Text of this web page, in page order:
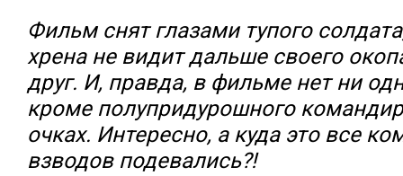
Фильм снят глазами тупого
хрена не видит дальше своего
друг. И, правда, в фильме нет ни
кроме полупридурошного
очках. Интересно, а куда это все
взводов подевались?!